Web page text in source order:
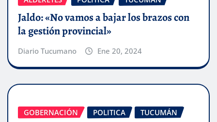
Jaldo: «No vamos a bajar los brazos con
la gestión provincial»
Diario Tucumano Ene 20, 2024
GOBERNACIÓN POLITICA TUCUMÁN